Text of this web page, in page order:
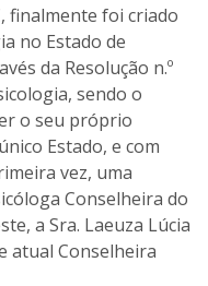
finalmente foi criado
no Estado de
da Resolução n.º
sendo o
o seu próprio
Estado, e com
vez, uma
Conselheira do
a Sra. Laeuza Lúcia
atual Conselheira